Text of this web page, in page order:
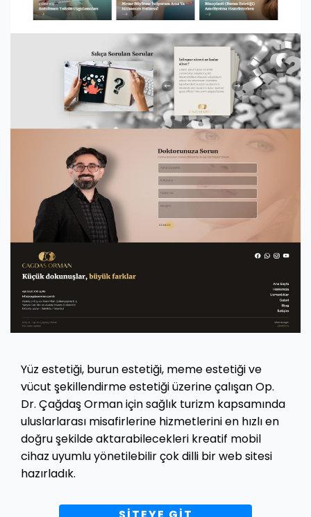
Yüz estetiği, burun estetiği, meme estetiği ve
vücut şekillendirme estetiği üzerine çalışan Op.
Dr. Çağdaş Orman için sağlık turizm kapsamında
uluslarlarası misafirlerine hizmetlerini en hızlı en
doğru şekilde aktarabilecekleri kreatif mobil
cihaz uyumlu yönetilebilir çok dilli bir web sitesi
hazırladık.